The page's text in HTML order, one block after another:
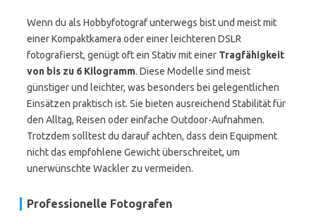
Wenn du als Hobbyfotograf unterwegs bist und meist mit
einer Kompaktkamera oder einer leichteren DSLR
fotografierst, genügt oft ein Stativ mit einer Tragfähigkeit
von bis zu 6 Kilogramm. Diese Modelle sind meist
günstiger und leichter, was besonders bei gelegentlichen
Einsätzen praktisch ist. Sie bieten ausreichend Stabilität für
den Alltag, Reisen oder einfache Outdoor-Aufnahmen.
Trotzdem solltest du darauf achten, dass dein Equipment
nicht das empfohlene Gewicht überschreitet, um
unerwünschte Wackler zu vermeiden.
Professionelle Fotografen